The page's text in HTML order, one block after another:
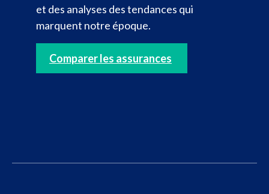
et des analyses des tendances qui
marquent notre époque.
Comparer les assurances